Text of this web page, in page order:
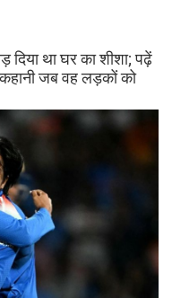
था घर का शीशा; पढ़ें
जब वह लड़कों को